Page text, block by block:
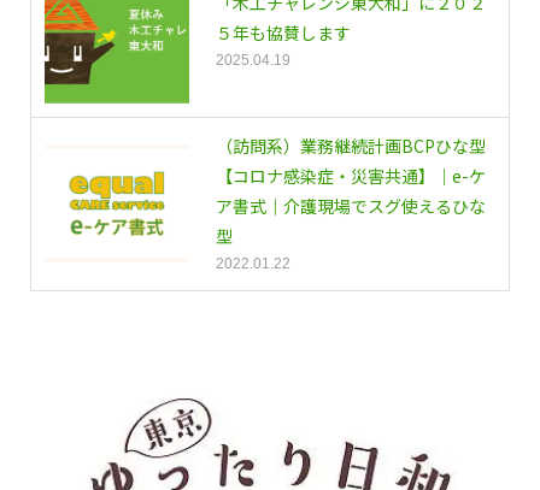
５年も協賛します
2025.04.19
（訪問系）業務継続計画BCPひな型
【コロナ感染症・災害共通】｜e-ケ
ア書式｜介護現場でスグ使えるひな
型
2022.01.22